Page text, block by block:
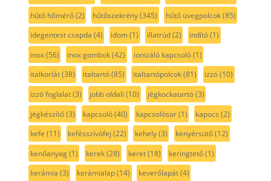
hűtő hőmérő(2) hűtőszekrény(345) hűtő üvegpolcok(85)
idegentest csapda (4) idom(1) illatrúd(2) indító(1)
inox(56) inox gombok(42) ionizáló kapcsoló(1)
italkorlát(38) italtartó(85) italtartópolcok(81) izzó(10)
izzó foglalat(3) jobb oldali (10) jégkockatartó(3)
jégkészítő(3) kapcsoló(40) kapcsolósor(1) kapocs (2)
kefe (11) kefésszívófej (22) kehely(3) kenyérsütő(12)
kenőanyag(1) kerek(28) keret(18) keringtető(1)
kerámia (3) kerámialap(14) keverőlapát(4)